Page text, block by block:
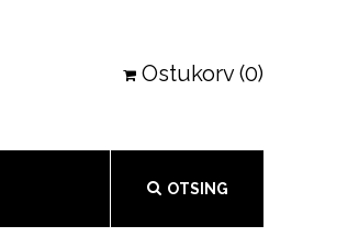
Ostukorv (0)
OTSING